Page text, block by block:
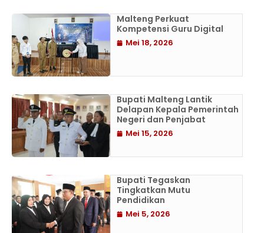
Malteng Perkuat
Kompetensi Guru Digital
Mei 18, 2026
Bupati Malteng Lantik
Delapan Kepala Pemerintah
Negeri dan Penjabat
Mei 15, 2026
Bupati Tegaskan
Tingkatkan Mutu
Pendidikan
Mei 5, 2026